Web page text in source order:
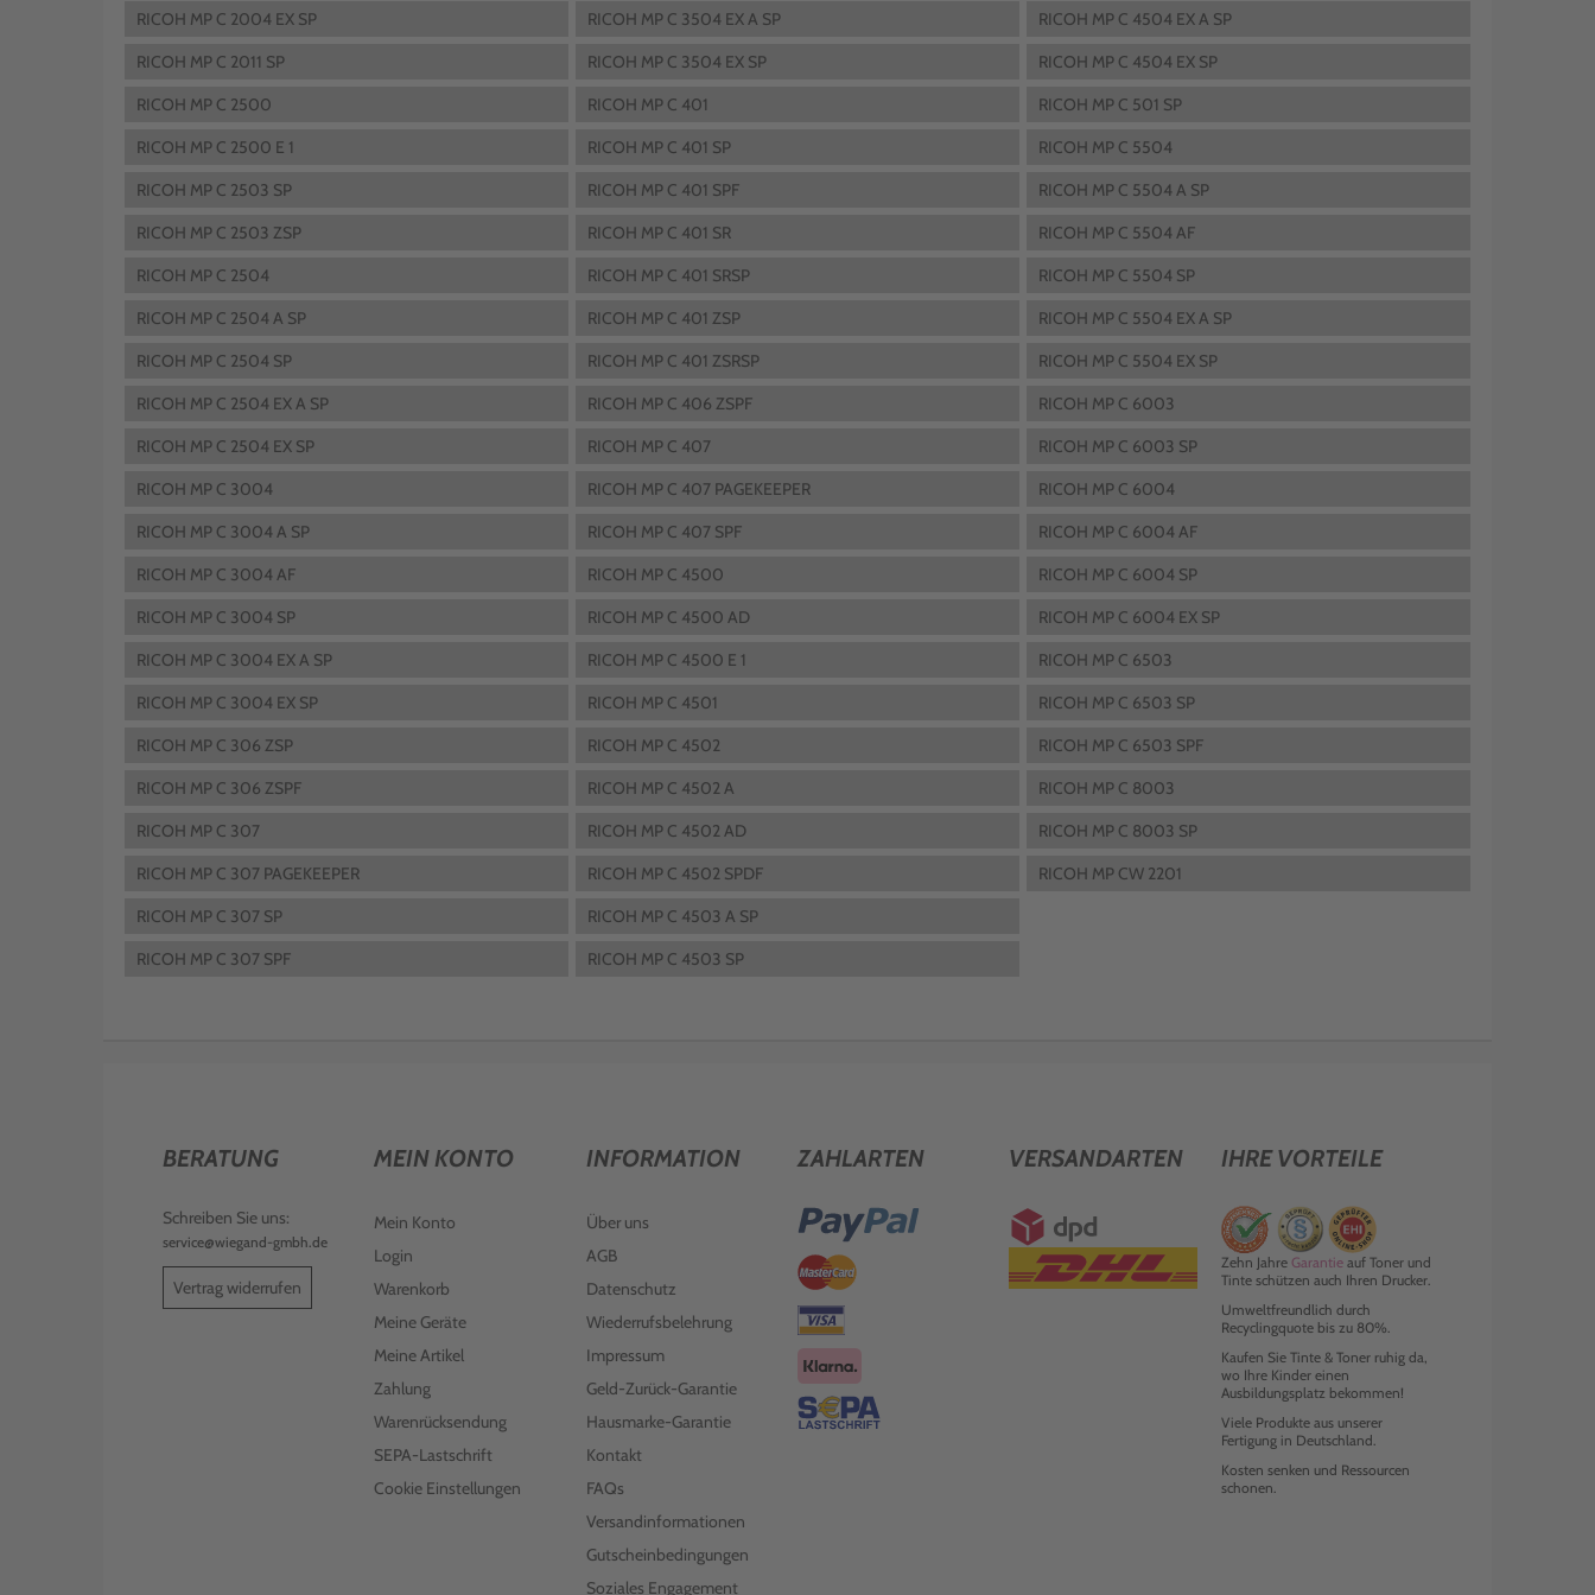
RICOH MP C 2004 EX SP
RICOH MP C 2011 SP
RICOH MP C 2500
RICOH MP C 2500 E 1
RICOH MP C 2503 SP
RICOH MP C 2503 ZSP
RICOH MP C 2504
RICOH MP C 2504 A SP
RICOH MP C 2504 SP
RICOH MP C 2504 EX A SP
RICOH MP C 2504 EX SP
RICOH MP C 3004
RICOH MP C 3004 A SP
RICOH MP C 3004 AF
RICOH MP C 3004 SP
RICOH MP C 3004 EX A SP
RICOH MP C 3004 EX SP
RICOH MP C 306 ZSP
RICOH MP C 306 ZSPF
RICOH MP C 307
RICOH MP C 307 PAGEKEEPER
RICOH MP C 307 SP
RICOH MP C 307 SPF
RICOH MP C 3504 EX A SP
RICOH MP C 3504 EX SP
RICOH MP C 401
RICOH MP C 401 SP
RICOH MP C 401 SPF
RICOH MP C 401 SR
RICOH MP C 401 SRSP
RICOH MP C 401 ZSP
RICOH MP C 401 ZSRSP
RICOH MP C 406 ZSPF
RICOH MP C 407
RICOH MP C 407 PAGEKEEPER
RICOH MP C 407 SPF
RICOH MP C 4500
RICOH MP C 4500 AD
RICOH MP C 4500 E 1
RICOH MP C 4501
RICOH MP C 4502
RICOH MP C 4502 A
RICOH MP C 4502 AD
RICOH MP C 4502 SPDF
RICOH MP C 4503 A SP
RICOH MP C 4503 SP
RICOH MP C 4504 EX A SP
RICOH MP C 4504 EX SP
RICOH MP C 501 SP
RICOH MP C 5504
RICOH MP C 5504 A SP
RICOH MP C 5504 AF
RICOH MP C 5504 SP
RICOH MP C 5504 EX A SP
RICOH MP C 5504 EX SP
RICOH MP C 6003
RICOH MP C 6003 SP
RICOH MP C 6004
RICOH MP C 6004 AF
RICOH MP C 6004 SP
RICOH MP C 6004 EX SP
RICOH MP C 6503
RICOH MP C 6503 SP
RICOH MP C 6503 SPF
RICOH MP C 8003
RICOH MP C 8003 SP
RICOH MP CW 2201
BERATUNG
Schreiben Sie uns:
service@wiegand-gmbh.de
Vertrag widerrufen
MEIN KONTO
Mein Konto
Login
Warenkorb
Meine Geräte
Meine Artikel
Zahlung
Warenrücksendung
SEPA-Lastschrift
Cookie Einstellungen
INFORMATION
Über uns
AGB
Datenschutz
Wiederrufsbelehrung
Impressum
Geld-Zurück-Garantie
Hausmarke-Garantie
Kontakt
FAQs
Versandinformationen
Gutscheinbedingungen
Soziales Engagement
ZAHLARTEN VERSANDARTEN IHRE VORTEILE
Zehn Jahre Garantieauf Toner und
Tinte schützen auch Ihren Drucker.
Umweltfreundlich durch
Recyclingquote bis zu 80%.
Kaufen Sie Tinte & Toner ruhig da,
wo Ihre Kinder einen
Ausbildungsplatz bekommen!
Viele Produkte aus unserer
Fertigung in Deutschland.
Kosten senken und Ressourcen
schonen.